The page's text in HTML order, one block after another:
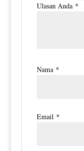
Ulasan Anda *
Nama *
Email *